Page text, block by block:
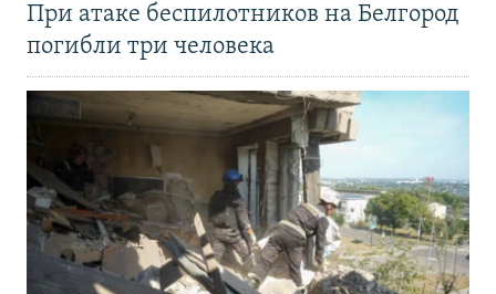
При атаке беспилотников на Белгород
погибли три человека